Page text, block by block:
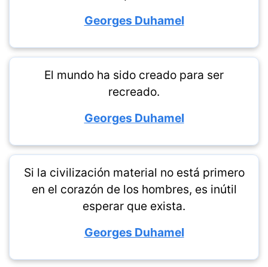
Georges Duhamel
El mundo ha sido creado para ser
recreado.
Georges Duhamel
Si la civilización material no está primero
en el corazón de los hombres, es inútil
esperar que exista.
Georges Duhamel